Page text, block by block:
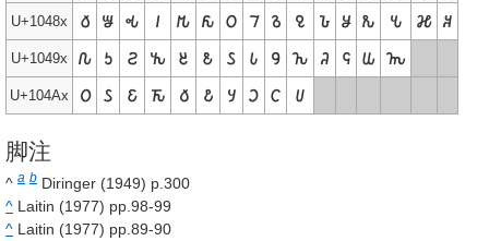
U+1048x
𐒀 𐒁 𐒂 𐒃 𐒄 𐒅 𐒆 𐒇 𐒈 𐒉 𐒊 𐒋 𐒌 𐒍 𐒎 𐒏
U+1049x 𐒐 𐒑 𐒒 𐒓 𐒔 𐒕 𐒖 𐒗 𐒘 𐒙 𐒚 𐒛 𐒜 𐒝
U+104Ax 𐒠 𐒡 𐒢 𐒣 𐒤 𐒥 𐒦 𐒧 𐒨 𐒩
脚注
^ a b Diringer (1949) p.300
^ Laitin (1977) pp.98-99
^ Laitin (1977) pp.89-90